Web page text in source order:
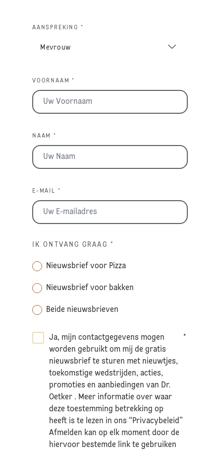
AANSPREKING *
VOORNAAM *
NAAM *
E-MAIL *
IK ONTVANG GRAAG *
Nieuwsbrief voor Pizza
Nieuwsbrief voor bakken
Beide nieuwsbrieven
Ja, mijn contactgegevens mogen
worden gebruikt om mij de gratis
nieuwsbrief te sturen met nieuwtjes,
toekomstige wedstrijden, acties,
promoties en aanbiedingen van Dr.
Oetker . Meer informatie over waar
deze toestemming betrekking op
heeft is te lezen in ons “Privacybeleid”
Afmelden kan op elk moment door de
hiervoor bestemde link te gebruiken
*